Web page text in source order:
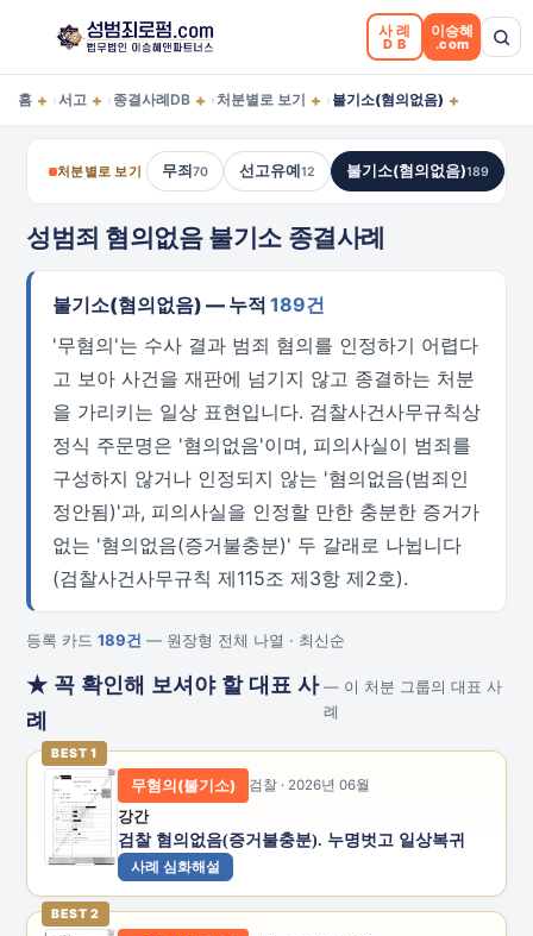
사례
DB
이승혜
.com
홈 + ›서고 + › 종결사례DB + › 처분별로 보기 + › 불기소(혐의없음) +
처분별로 보기 무죄70 선고유예12 불기소(혐의없음)189
성범죄 혐의없음 불기소 종결사례
불기소(혐의없음) — 누적 189건
'무혐의'는 수사 결과 범죄 혐의를 인정하기 어렵다
고 보아 사건을 재판에 넘기지 않고 종결하는 처분
을 가리키는 일상 표현입니다. 검찰사건사무규칙상
정식 주문명은 '혐의없음'이며, 피의사실이 범죄를
구성하지 않거나 인정되지 않는 '혐의없음(범죄인
정안됨)'과, 피의사실을 인정할 만한 충분한 증거가
없는 '혐의없음(증거불충분)' 두 갈래로 나뉩니다
(검찰사건사무규칙 제115조 제3항 제2호).
등록 카드 189건 — 원장형 전체 나열 · 최신순
★ 꼭 확인해 보셔야 할 대표 사
례
— 이 처분 그룹의 대표 사
례
BEST 1
무혐의(불기소) 검찰 · 2026년 06월
강간
검찰 혐의없음(증거불충분). 누명벗고 일상복귀
사례 심화해설
BEST 2